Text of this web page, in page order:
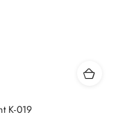
K-019